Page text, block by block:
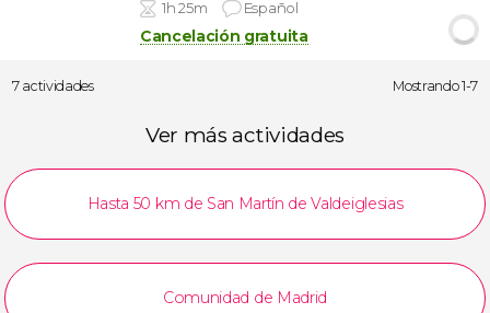
1h 25m Español
Cancelación gratuita
7 actividades Mostrando 1-7
Ver más actividades
Hasta 50 km de San Martín de Valdeiglesias
Comunidad de Madrid